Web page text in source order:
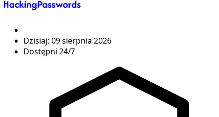
Dzisiaj: 09 sierpnia 2026
Dostępni 24/7